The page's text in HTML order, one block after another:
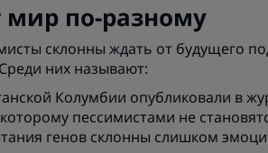
по-разному
склонны ждать от будущего
них называют:
Колумбии опубликовали в
пессимистами не
генов склонны слишком